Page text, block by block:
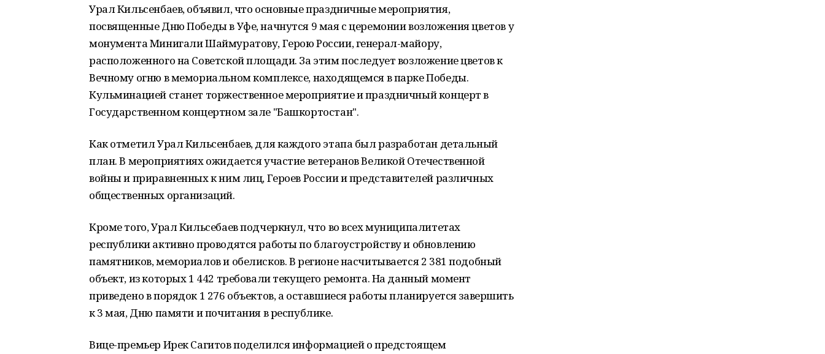
Урал Кильсенбаев, объявил, что основные праздничные мероприятия,
посвященные Дню Победы в Уфе, начнутся 9 мая с церемонии возложения цветов у
монумента Минигали Шаймуратову, Герою России, генерал-майору,
расположенного на Советской площади. За этим последует возложение цветов к
Вечному огню в мемориальном комплексе, находящемся в парке Победы.
Кульминацией станет торжественное мероприятие и праздничный концерт в
Государственном концертном зале "Башкортостан".
Как отметил Урал Кильсенбаев, для каждого этапа был разработан детальный
план. В мероприятиях ожидается участие ветеранов Великой Отечественной
войны и приравненных к ним лиц, Героев России и представителей различных
общественных организаций.
Кроме того, Урал Кильсебаев подчеркнул, что во всех муниципалитетах
республики активно проводятся работы по благоустройству и обновлению
памятников, мемориалов и обелисков. В регионе насчитывается 2 381 подобный
объект, из которых 1 442 требовали текущего ремонта. На данный момент
приведено в порядок 1 276 объектов, а оставшиеся работы планируется завершить
к 3 мая, Дню памяти и почитания в республике.
Вице-премьер Ирек Сагитов поделился информацией о предстоящем